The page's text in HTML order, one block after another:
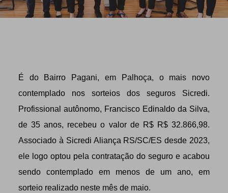
É do Bairro Pagani, em Palhoça, o mais novo
contemplado nos sorteios dos seguros Sicredi.
Profissional autônomo, Francisco Edinaldo da Silva,
de 35 anos, recebeu o valor de R$ R$ 32.866,98.
Associado à Sicredi Aliança RS/SC/ES desde 2023,
ele logo optou pela contratação do seguro e acabou
sendo contemplado em menos de um ano, em
sorteio realizado neste mês de maio.